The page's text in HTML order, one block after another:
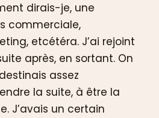
dirais-je, une
commerciale,
etcétéra. J’ai rejoint
après, en sortant. On
assez
la suite, à être la
J’avais un certain